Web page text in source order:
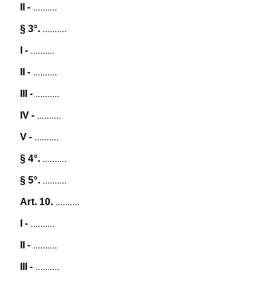
II - ..........
§ 3°. ..........
I - ..........
II - ..........
III - ..........
IV - ..........
V - ..........
§ 4°. ..........
§ 5°. ..........
Art. 10. ..........
I - ..........
II - ..........
III - ..........